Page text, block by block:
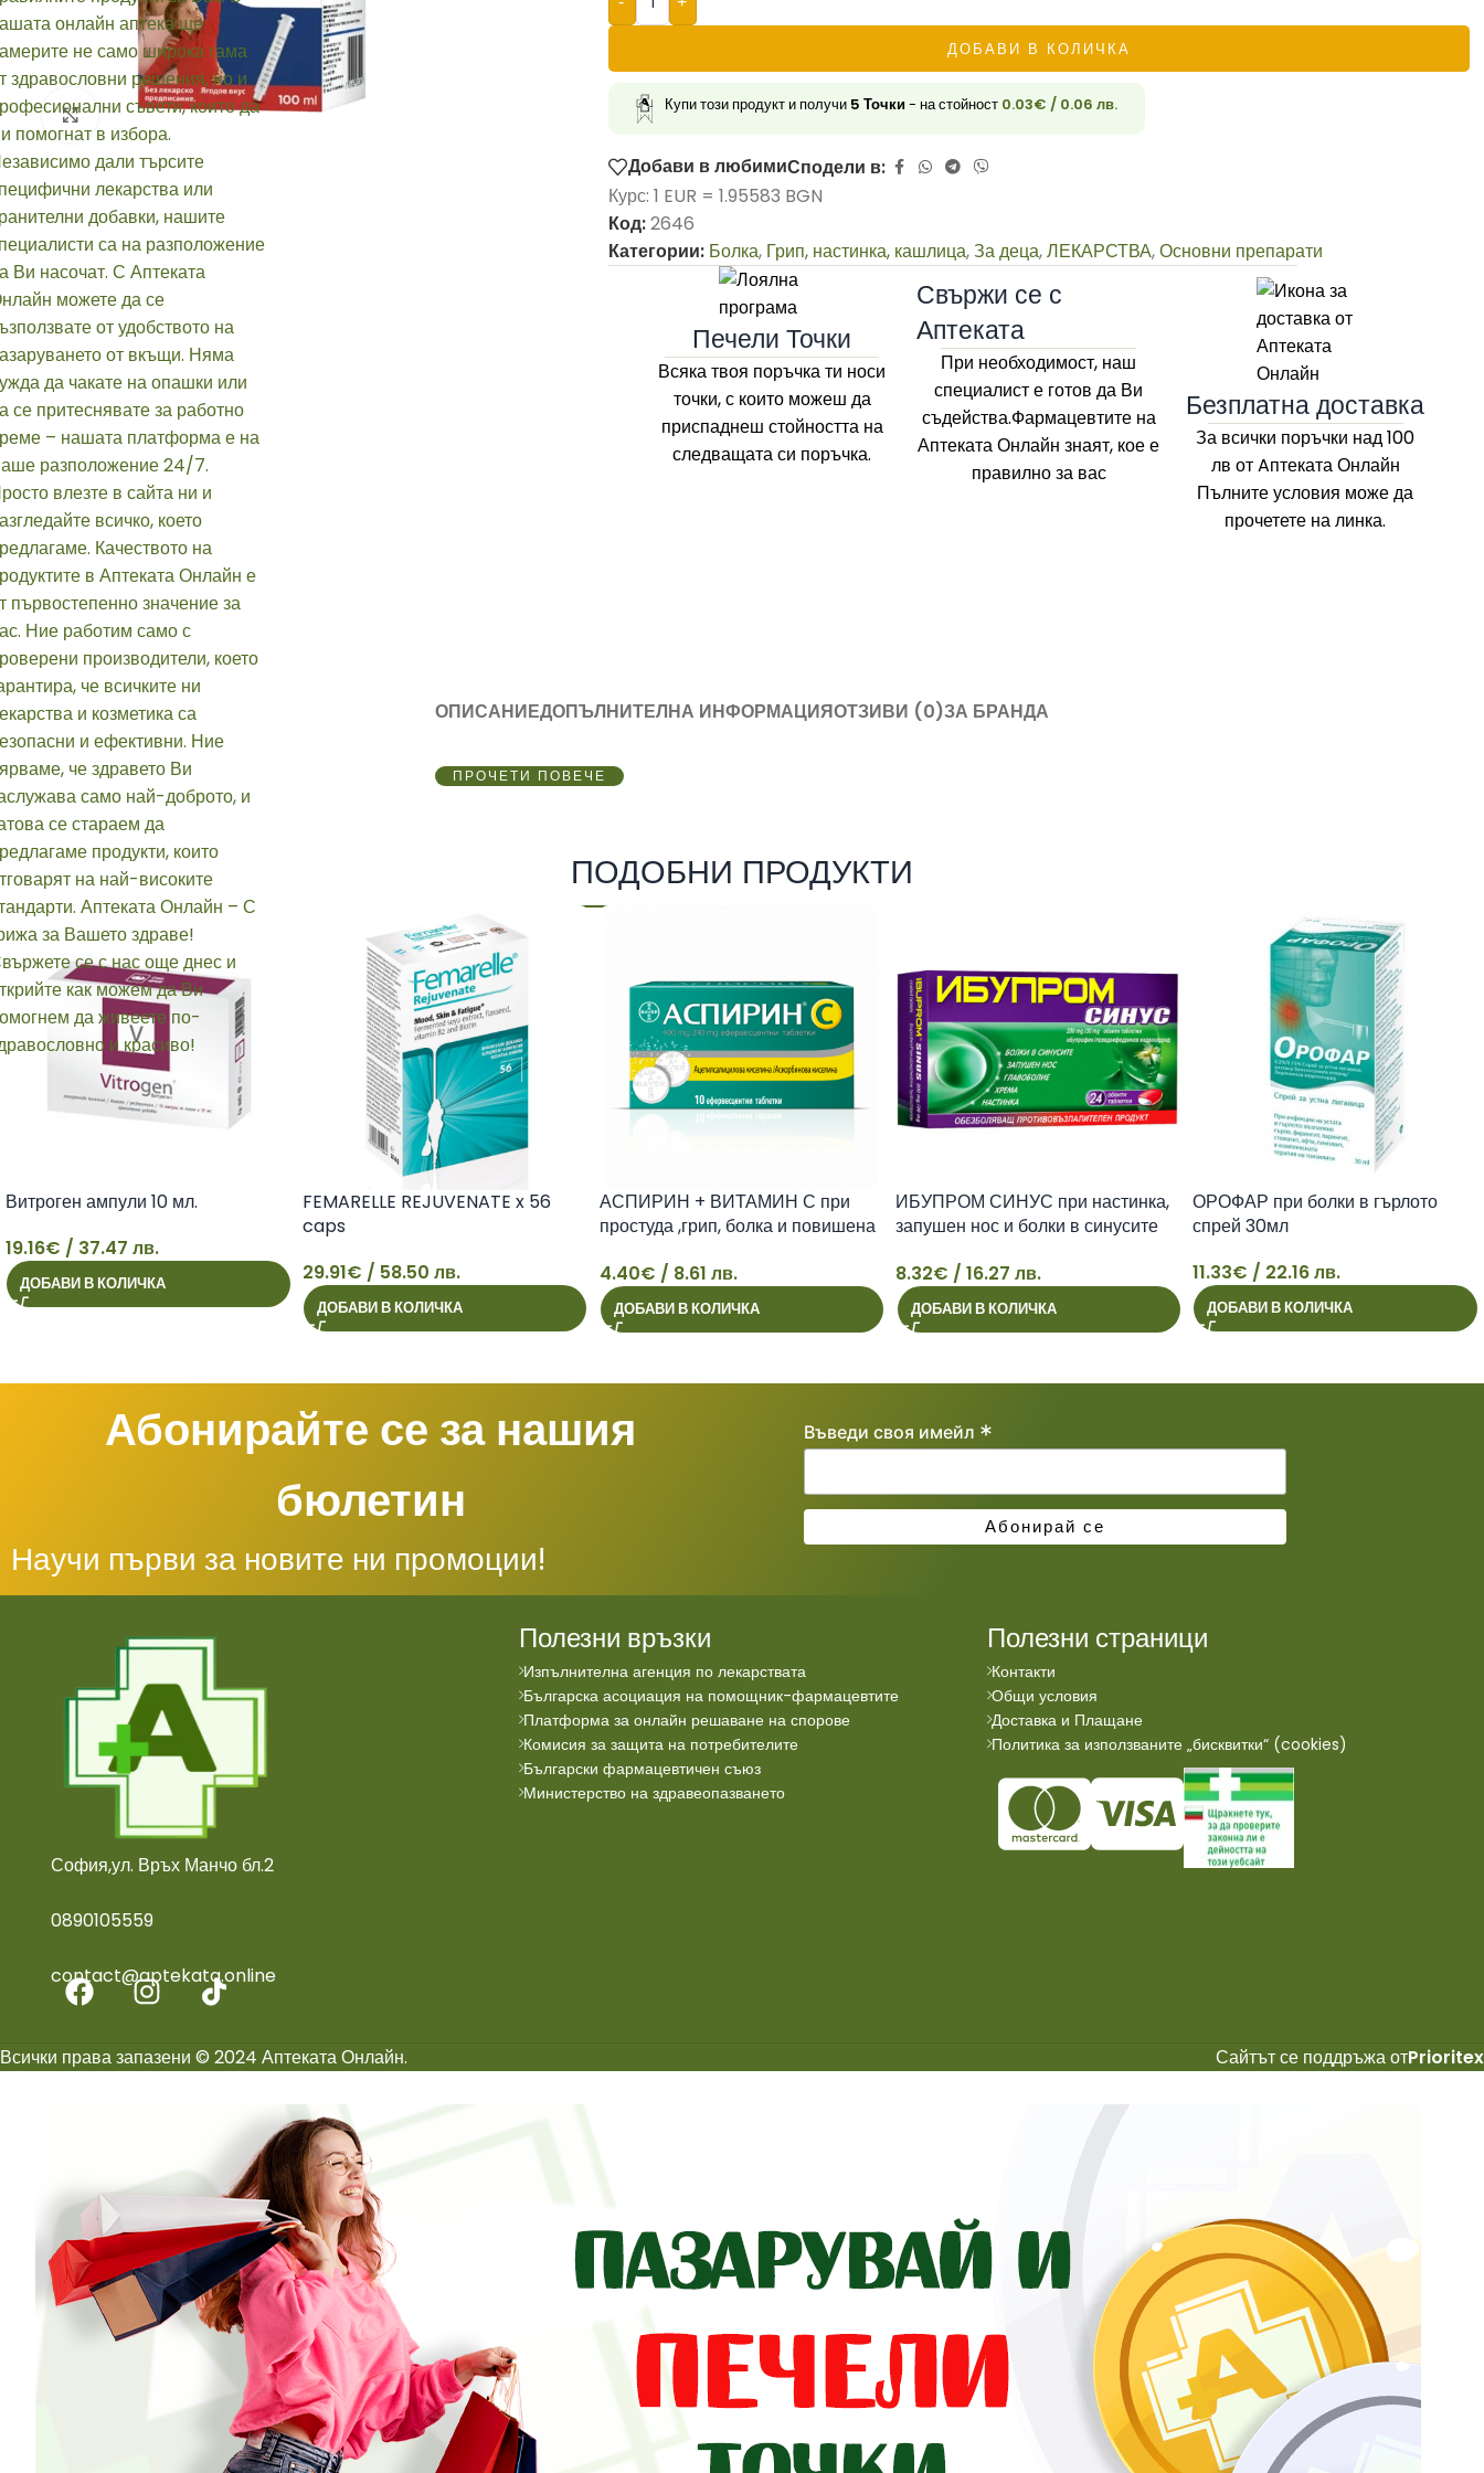
Click to enlarge
ДОБАВИ В КОЛИЧКА
Купи този продукт и получи 5 Точки- на стойност 0.03€ / 0.06 лв.
Добави в любимиСподели в:
Курс: 1 EUR = 1.95583 BGN
Код:2646
Категории: Болка, Грип, настинка, кашлица,За деца,ЛЕКАРСТВА,Основни препарати
Печели Точки
Всяка твоя поръчка ти носи
точки, с които можеш да
приспаднеш стойността на
следващата си поръчка.
Свържи се с
Аптеката
При необходимост, наш
специалист е готов да Ви
съдейства.Фармацевтите на
Аптеката Онлайн знаят, кое е
правилно за вас
Безплатна доставка
За всички поръчки над 100
лв от Aптеката Онлайн
Пълните условия може да
прочетете на линка.
ОПИСАНИЕДОПЪЛНИТЕЛНА ИНФОРМАЦИЯОТЗИВИ (0)ЗА БРАНДА
ПРОЧЕТИ ПОВЕЧЕ
ПОДОБНИ ПРОДУКТИ
Витроген ампули 10 мл.
19.16€ / 37.47 лв.
ДОБАВИ В КОЛИЧКА
FEMARELLE REJUVENATE x 56
caps
29.91€ / 58.50 лв.
ДОБАВИ В КОЛИЧКА
АСПИРИН + ВИТАМИН С при
простуда ,грип, болка и повишена
таблетки х 10
4.40€ / 8.61 лв.
ДОБАВИ В КОЛИЧКА
ИБУПРОМ СИНУС при настинка,
запушен нос и болки в синусите
8.32€ / 16.27 лв.
ДОБАВИ В КОЛИЧКА
ОРОФАР при болки в гърлото
спрей 30мл
11.33€ / 22.16 лв.
ДОБАВИ В КОЛИЧКА
Абонирайте се за нашия
бюлетин
Научи първи за новите ни промоции!
Въведи своя имейл *
София,ул. Връх Манчо бл.2
0890105559
contact@aptekata.online
Полезни връзки
Изпълнителна агенция по лекарствата
Българска асоциация на помощник-фармацевтите
Платформа за онлайн решаване на спорове
Комисия за защита на потребителите
Български фармацевтичен съюз
Министерство на здравеопазването
Полезни страници
Контакти
Общи условия
Доставка и Плащане
Политика за използваните „бисквитки“ (cookies)
Всички права запазени © 2024 Аптеката Онлайн. Сайтът се поддръжа отPrioritex